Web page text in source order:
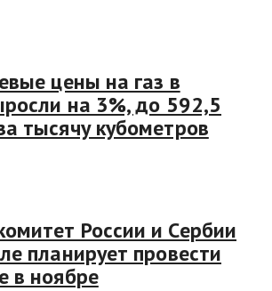
цены на газ в
на 3%, до 592,5
тысячу кубометров
России и Сербии
планирует провести
в ноябре